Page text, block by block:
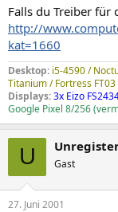
Falls du Treiber für
http://
kat=1660
Desktop: i5-4590 /
Titanium / Fortress
Displays:3x Eizo
Google Pixel 8/256
U Gast
27. Juni 2001